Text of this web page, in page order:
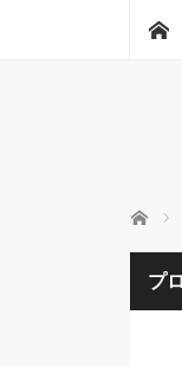
ホーム
プ